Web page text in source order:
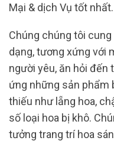
Mại & dịch Vụ tốt nhất.
Chúng chúng tôi
dạng, tương xứng với
người yêu, ăn hỏi đến
ứng những sản phẩm
thiếu như lẵng hoa,
số loại hoa bị khô.
tưởng trang trí hoa